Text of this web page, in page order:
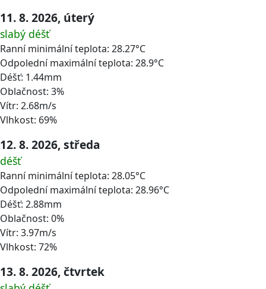
11. 8. 2026, úterý
slabý déšť
Ranní minimální teplota: 28.27°C
Odpolední maximální teplota: 28.9°C
Déšť: 1.44mm
Oblačnost: 3%
Vítr: 2.68m/s
Vlhkost: 69%
12. 8. 2026, středa
déšť
Ranní minimální teplota: 28.05°C
Odpolední maximální teplota: 28.96°C
Déšť: 2.88mm
Oblačnost: 0%
Vítr: 3.97m/s
Vlhkost: 72%
13. 8. 2026, čtvrtek